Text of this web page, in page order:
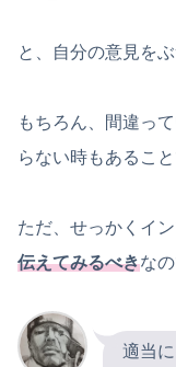
と、自分の意見を
もちろん、間違っ
らない時もあること
ただ、せっかくイ
伝えてみるべきなの
適当